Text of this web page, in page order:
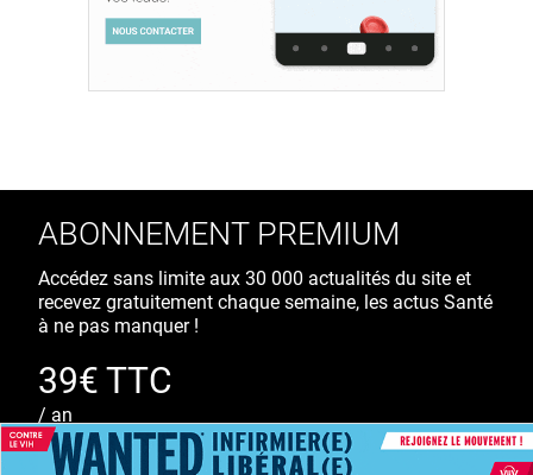
ABONNEMENT PREMIUM
Accédez sans limite aux 30 000 actualités du site et
recevez gratuitement chaque semaine, les actus Santé
à ne pas manquer !
39€ TTC
/ an